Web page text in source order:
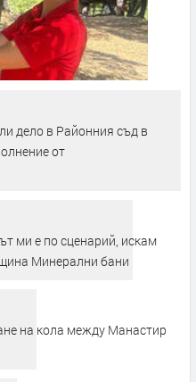
дело в Районния съд в
от
ми е по сценарий, искам
Минерални бани
на кола между Манастир